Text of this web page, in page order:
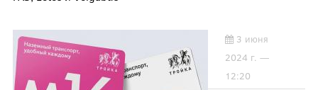
3 июня
2024 г. —
12:20